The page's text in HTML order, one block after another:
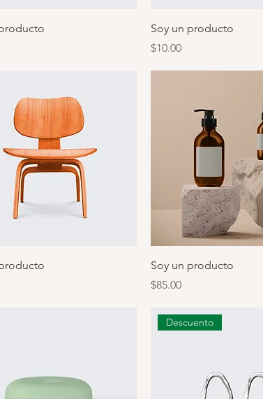
Soy un producto
Precio
$10.00
Soy un producto
Precio
$85.00
Descuento